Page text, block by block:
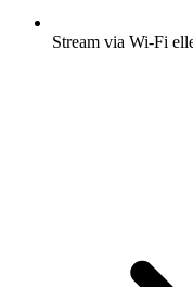
Stream via Wi-Fi